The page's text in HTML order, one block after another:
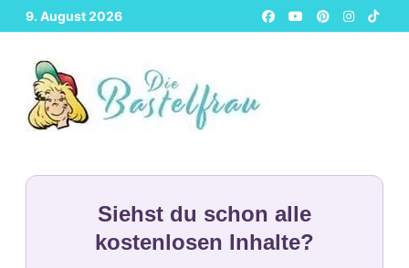
Zurück
zum
Inhalt
9. August 2026
Siehst du schon alle
kostenlosen Inhalte?